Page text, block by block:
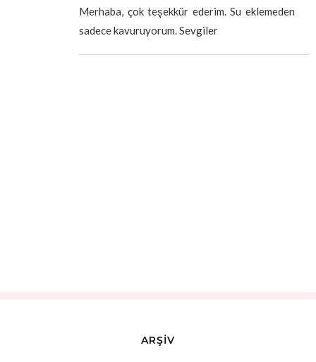
Merhaba, çok teşekkür ederim. Su eklemeden
sadece kavuruyorum. Sevgiler
ARŞİV